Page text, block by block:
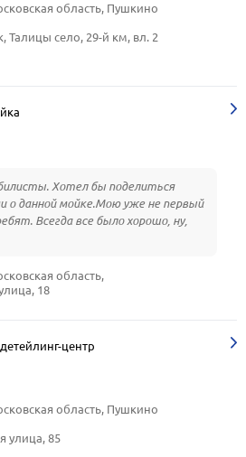
область, Пушкино
село, 29-й км, вл. 2
Хотел бы поделиться
о данной мойке.Мою уже не первый
Всегда все было хорошо, ну,
область,
18
детейлинг-центр
область, Пушкино
улица, 85